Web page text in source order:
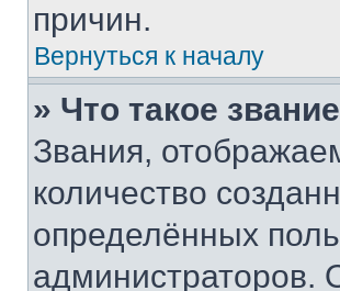
причин.
Вернуться к началу
» Что такое
Звания,
количество
определённых
администраторов.